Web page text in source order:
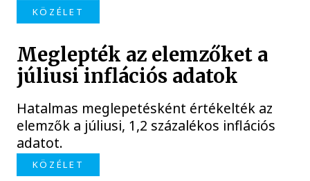
KÖZÉLET
Meglepték az elemzőket a
júliusi inflációs adatok
Hatalmas meglepetésként értékelték az
elemzők a júliusi, 1,2 százalékos inflációs
adatot.
KÖZÉLET